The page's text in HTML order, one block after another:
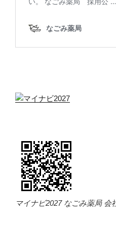
マイナビ2027 なごみ薬局 会